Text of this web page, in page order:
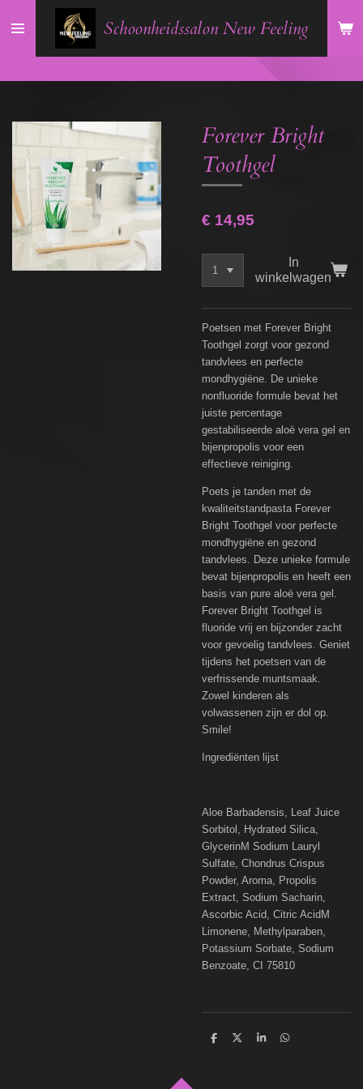
direct
hoofdinhoud
Schoonheidssalon New Feeling
Forever Bright
Toothgel
€ 14,95
In
winkelwagen
Poetsen met Forever Bright
Toothgel zorgt voor gezond
tandvlees en perfecte
mondhygiëne. De unieke
nonfluoride formule bevat het
juiste percentage
gestabiliseerde aloë vera gel en
bijenpropolis voor een
effectieve reiniging.
Poets je tanden met de
kwaliteitstandpasta Forever
Bright Toothgel voor perfecte
mondhygiëne en gezond
tandvlees. Deze unieke formule
bevat bijenpropolis en heeft een
basis van pure aloë vera gel.
Forever Bright Toothgel is
fluoride vrij en bijzonder zacht
voor gevoelig tandvlees. Geniet
tijdens het poetsen van de
verfrissende muntsmaak.
Zowel kinderen als
volwassenen zijn er dol op.
Smile!
Ingrediënten lijst
Aloe Barbadensis, Leaf Juice
Sorbitol, Hydrated Silica,
GlycerinM Sodium Lauryl
Sulfate, Chondrus Crispus
Powder, Aroma, Propolis
Extract, Sodium Sacharin,
Ascorbic Acid, Citric AcidM
Limonene, Methylparaben,
Potassium Sorbate, Sodium
Benzoate, CI 75810
D
D
S
D